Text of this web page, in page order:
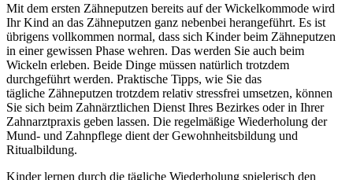
Mit dem ersten Zähneputzen bereits auf der Wickelkommode wird
Ihr Kind an das Zähneputzen ganz nebenbei herangeführt. Es ist
übrigens vollkommen normal, dass sich Kinder beim Zähneputzen
in einer gewissen Phase wehren. Das werden Sie auch beim
Wickeln erleben. Beide Dinge müssen natürlich trotzdem
durchgeführt werden. Praktische Tipps, wie Sie das
tägliche Zähneputzen trotzdem relativ stressfrei umsetzen, können
Sie sich beim Zahnärztlichen Dienst Ihres Bezirkes oder in Ihrer
Zahnarztpraxis geben lassen. Die regelmäßige Wiederholung der
Mund- und Zahnpflege dient der Gewohnheitsbildung und
Ritualbildung.
Kinder lernen durch die tägliche Wiederholung spielerisch den